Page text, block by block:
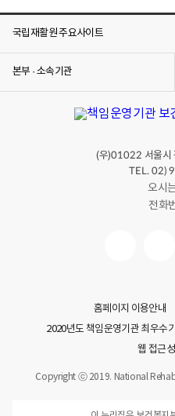
국립재활원 주요사이트
본부 · 소속기관
(우)01022 서울시
TEL. 02)
오시
전화
홈페이지 이용안내
2020년도 책임운영기관 최우수
웹 접근
Copyright ⓒ 2019. National